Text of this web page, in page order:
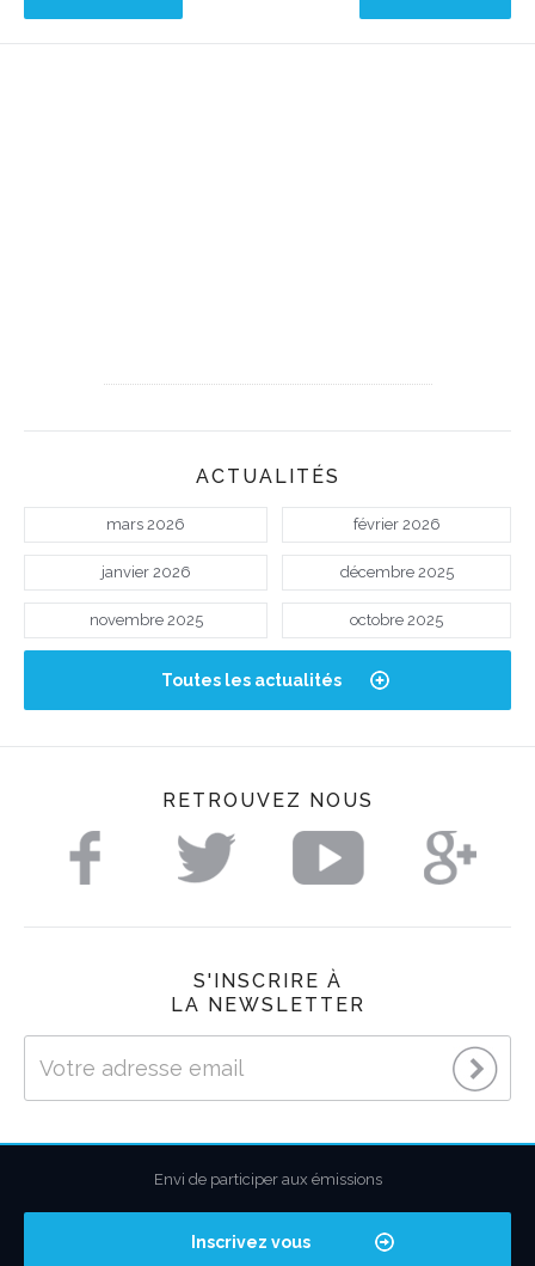
ACTUALITÉS
mars 2026 février 2026
janvier 2026 décembre 2025
novembre 2025 octobre 2025
Toutes les actualités
RETROUVEZ NOUS
S'INSCRIRE À
LA NEWSLETTER
Envi de participer aux émissions
Inscrivez vous